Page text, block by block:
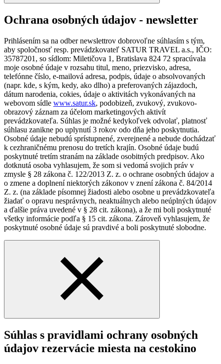
Ochrana osobných údajov - newsletter
Prihlásením sa na odber newslettrov dobrovoľne súhlasím s tým,
aby spoločnosť resp. prevádzkovateľ SATUR TRAVEL a.s., IČO:
35787201, so sídlom: Miletičova 1, Bratislava 824 72 spracúvala
moje osobné údaje v rozsahu titul, meno, priezvisko, adresa,
telefónne číslo, e-mailová adresa, podpis, údaje o absolvovaných
(napr. kde, s kým, kedy, ako dlho) a preferovaných zájazdoch,
dátum narodenia, cokies, údaje o aktivitách vykonávaných na
webovom sídle www.satur.sk, podobizeň, zvukový, zvukovo-
obrazový záznam za účelom marketingových aktivít
prevádzkovateľa. Súhlas je možné kedykoľvek odvolať, platnosť
súhlasu zanikne po uplynutí 3 rokov odo dňa jeho poskytnutia.
Osobné údaje nebudú sprístupnené, zverejnené a nebude dochádzať
k cezhraničnému prenosu do tretích krajín. Osobné údaje budú
poskytnuté tretím stranám na základe osobitných predpisov. Ako
dotknutá osoba vyhlasujem, že som si vedomá svojich práv v
zmysle § 28 zákona č. 122/2013 Z. z. o ochrane osobných údajov a
o zmene a doplnení niektorých zákonov v znení zákona č. 84/2014
Z. z. (na základe písomnej žiadosti alebo osobne u prevádzkovateľa
žiadať o opravu nesprávnych, neaktuálnych alebo neúplných údajov
a ďalšie práva uvedené v § 28 cit. zákona), a že mi boli poskytnuté
všetky informácie podľa § 15 cit. zákona. Zároveň vyhlasujem, že
poskytnuté osobné údaje sú pravdivé a boli poskytnuté slobodne.
Súhlas s pravidlami ochrany osobných
údajov rezervácie miesta na cestokino